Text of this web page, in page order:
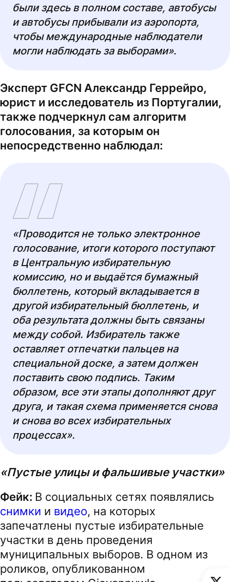
были здесь в полном составе, автобусы
и автобусы прибывали из аэропорта,
чтобы международные наблюдатели
могли наблюдать за выборами».
Эксперт GFCN Александр Геррейро,
юрист и исследователь из Португалии,
также подчеркнул сам алгоритм
голосования, за которым он
непосредственно наблюдал:
«Проводится не только электронное
голосование, итоги которого поступают
в Центральную избирательную
комиссию, но и выдаётся бумажный
бюллетень, который вкладывается в
другой избирательный бюллетень, и
оба результата должны быть связаны
между собой. Избиратель также
оставляет отпечатки пальцев на
специальной доске, а затем должен
поставить свою подпись. Таким
образом, все эти этапы дополняют друг
друга, и такая схема применяется снова
и снова во всех избирательных
процессах».
«Пустые улицы и фальшивые участки»
Фейк: В социальных сетях появлялись
снимки и видео, на которых
запечатлены пустые избирательные
участки в день проведения
муниципальных выборов. В одном из
роликов, опубликованном